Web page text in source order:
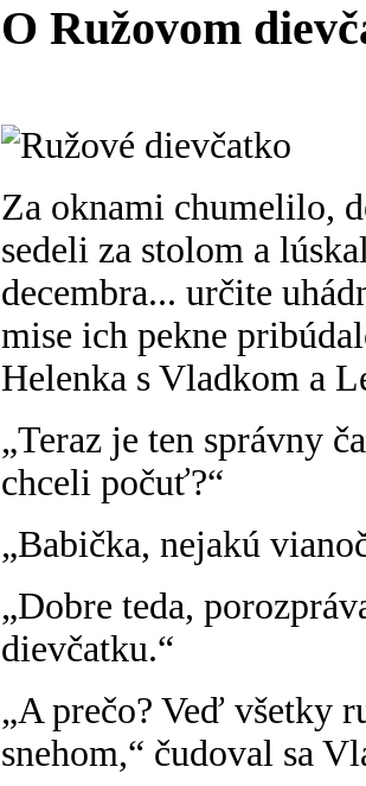
O Ružovom
Za oknami chumelilo,
sedeli za stolom a
decembra... určite
mise ich pekne
Helenka s Vladkom a
„Teraz je ten správny
chceli počuť?“
„Babička, nejakú
„Dobre teda,
dievčatku.“
„A prečo? Veď všetky
snehom,“ čudoval sa